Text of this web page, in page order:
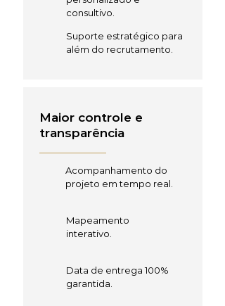
consultivo.
Suporte estratégico para
além do recrutamento.
Maior controle e
transparência
Acompanhamento do
projeto em tempo real.
Mapeamento
interativo.
Data de entrega 100%
garantida.